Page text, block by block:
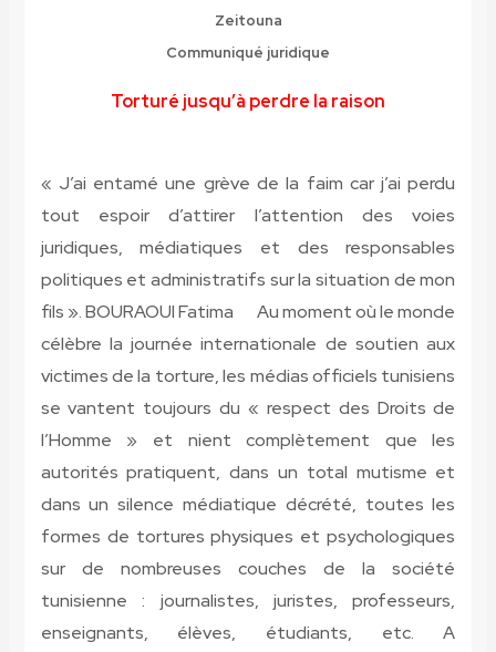
Zeitouna
Communiqué juridique
Torturé jusqu’à perdre la raison
« J’ai entamé une grève de la faim car j’ai perdu
tout espoir d’attirer l’attention des voies
juridiques, médiatiques et des responsables
politiques et administratifs sur la situation de mon
fils ». BOURAOUI Fatima Au moment où le monde
célèbre la journée internationale de soutien aux
victimes de la torture, les médias officiels tunisiens
se vantent toujours du « respect des Droits de
l’Homme » et nient complètement que les
autorités pratiquent, dans un total mutisme et
dans un silence médiatique décrété, toutes les
formes de tortures physiques et psychologiques
sur de nombreuses couches de la société
tunisienne : journalistes, juristes, professeurs,
enseignants, élèves, étudiants, etc. A